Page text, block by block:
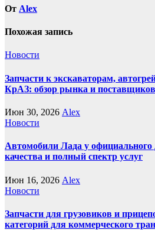
От Alex
Похожая запись
Новости
Запчасти к экскаваторам,
КрАЗ: обзор рынка и поставщиков
Июн 30, 2026 Alex
Новости
Автомобили Лада у официального
качества и полный спектр услуг
Июн 16, 2026 Alex
Новости
Запчасти для грузовиков и
категорий для коммерческого